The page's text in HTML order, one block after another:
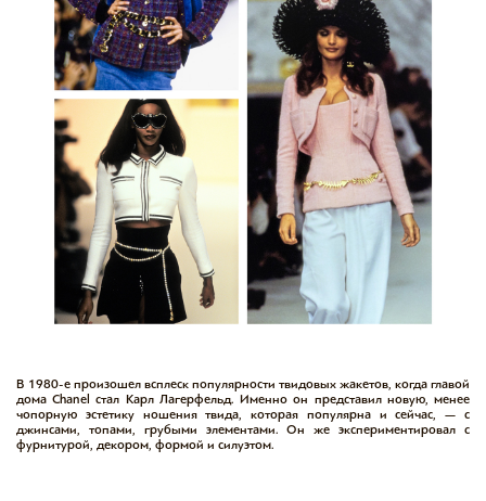
В 1980-е произошел всплеск популярности твидовых жакетов, когда главой
дома Chanel стал Карл Лагерфельд. Именно он представил новую, менее
чопорную эстетику ношения твида, которая популярна и сейчас, — с
джинсами, топами, грубыми элементами. Он же экспериментировал с
фурнитурой, декором, формой и силуэтом.